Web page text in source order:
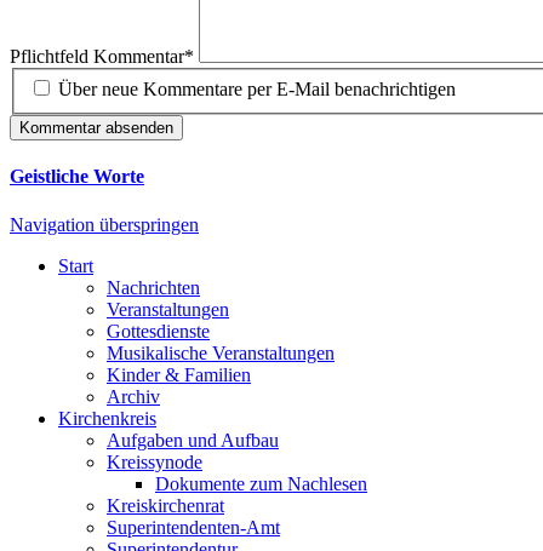
Pflichtfeld Kommentar*
Über neue Kommentare per E-Mail benachrichtigen
Kommentar absenden
Geistliche Worte
Navigation überspringen
Start
Nachrichten
Veranstaltungen
Gottesdienste
Musikalische Veranstaltungen
Kinder & Familien
Archiv
Kirchenkreis
Aufgaben und Aufbau
Kreissynode
Dokumente zum Nachlesen
Kreiskirchenrat
Superintendenten-Amt